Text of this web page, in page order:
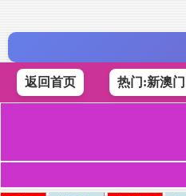
返回首页 热门:新澳